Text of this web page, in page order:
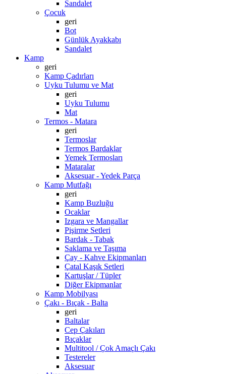
Sandalet
Çocuk
geri
Bot
Günlük Ayakkabı
Sandalet
Kamp
geri
Kamp Çadırları
Uyku Tulumu ve Mat
geri
Uyku Tulumu
Mat
Termos - Matara
geri
Termoslar
Termos Bardaklar
Yemek Termosları
Mataralar
Aksesuar - Yedek Parça
Kamp Mutfağı
geri
Kamp Buzluğu
Ocaklar
Izgara ve Mangallar
Pişirme Setleri
Bardak - Tabak
Saklama ve Taşıma
Çay - Kahve Ekipmanları
Çatal Kaşık Setleri
Kartuşlar / Tüpler
Diğer Ekipmanlar
Kamp Mobilyası
Çakı - Bıçak - Balta
geri
Baltalar
Cep Çakıları
Bıçaklar
Multitool / Çok Amaçlı Çakı
Testereler
Aksesuar